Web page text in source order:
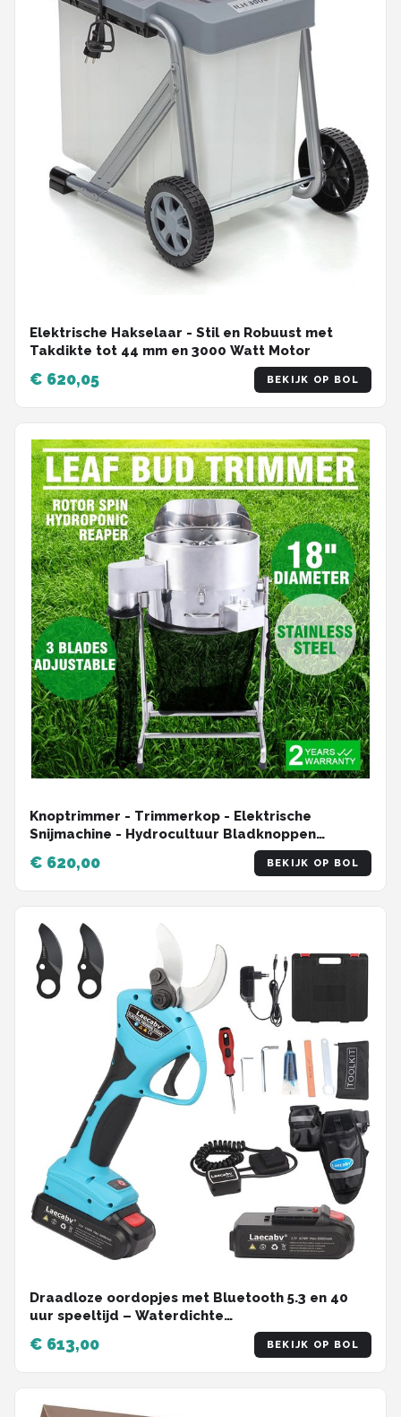
Elektrische Hakselaar - Stil en Robuust met
Takdikte tot 44 mm en 3000 Watt Motor
€ 620,05 BEKIJK OP BOL
Knoptrimmer - Trimmerkop - Elektrische
Snijmachine - Hydrocultuur Bladknoppen
Trimmachine - 18 Inch Professionele
Plantentrimmer - Tuingereedschap - Zilver
€ 620,00 BEKIJK OP BOL
Draadloze oordopjes met Bluetooth 5.3 en 40
uur speeltijd – Waterdichte
€ 613,00 BEKIJK OP BOL